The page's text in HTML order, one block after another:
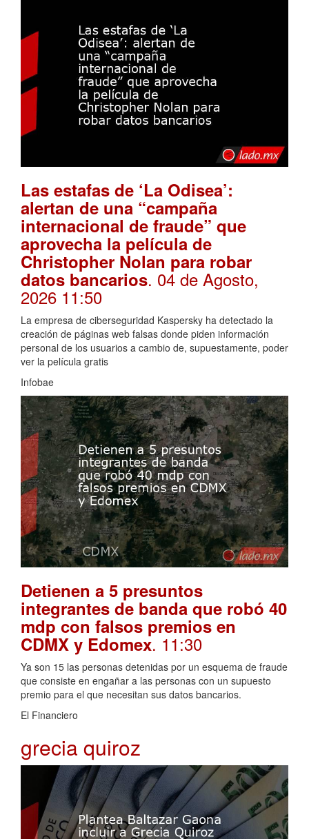
Las estafas de ‘La Odisea’:
alertan de una “campaña
internacional de fraude” que
aprovecha la película de
Christopher Nolan para robar
datos bancarios. 04 de Agosto,
2026 11:50
La empresa de ciberseguridad Kaspersky ha detectado la
creación de páginas web falsas donde piden información
personal de los usuarios a cambio de, supuestamente, poder
ver la película gratis
Infobae
Detienen a 5 presuntos
integrantes de banda que robó 40
mdp con falsos premios en
CDMX y Edomex. 11:30
Ya son 15 las personas detenidas por un esquema de fraude
que consiste en engañar a las personas con un supuesto
premio para el que necesitan sus datos bancarios.
El Financiero
grecia quiroz